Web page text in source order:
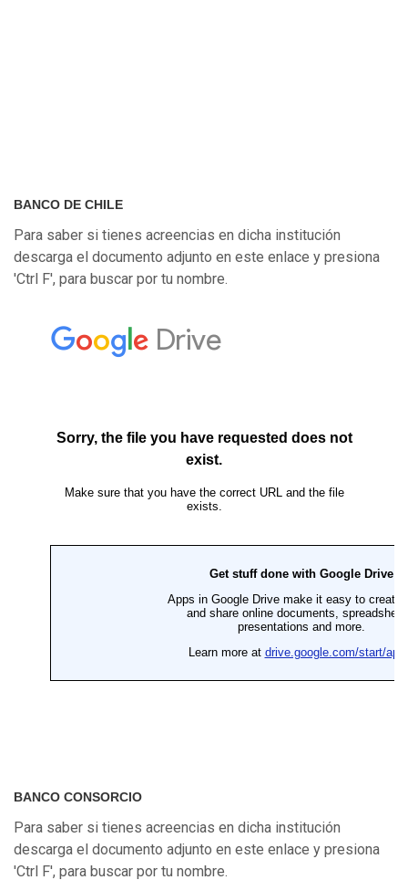
BANCO DE CHILE
Para saber si tienes acreencias en dicha institución
descarga el documento adjunto en este enlace y presiona
'Ctrl F', para buscar por tu nombre.
BANCO CONSORCIO
Para saber si tienes acreencias en dicha institución
descarga el documento adjunto en este enlace y presiona
'Ctrl F', para buscar por tu nombre.